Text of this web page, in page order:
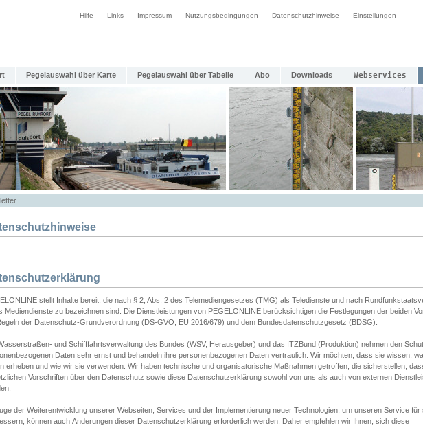
Hilfe Links Impressum Nutzungsbedingungen Datenschutzhinweise Einstellungen
Pegelauswahl über Karte Pegelauswahl über Tabelle Abo Downloads Webservices
stellt Inhalte bereit, die nach § 2, Abs. 2 des Telemediengesetzes (TMG) als Teledienste und nach
Mediendienste zu bezeichnen sind. Die Dienstleistungen von PEGELONLINE berücksichtigen die Festlegungen der beiden
der Datenschutz-Grundverordnung (DS-GVO, EU 2016/679) und dem Bundesdatenschutzgesetz (BDSG).
und Schifffahrtsverwaltung des Bundes (WSV, Herausgeber) und das ITZBund (Produktion) nehmen den
Daten sehr ernst und behandeln ihre personenbezogenen Daten vertraulich. Wir möchten, dass sie wissen,
erheben und wie wir sie verwenden. Wir haben technische und organisatorische Maßnahmen getroffen, die sicherstellen,
Vorschriften über den Datenschutz sowie diese Datenschutzerklärung sowohl von uns als auch von externen
der Weiterentwicklung unserer Webseiten, Services und der Implementierung neuer Technologien, um unseren Service für
können auch Änderungen dieser Datenschutzerklärung erforderlich werden. Daher empfehlen wir Ihnen, sich diese